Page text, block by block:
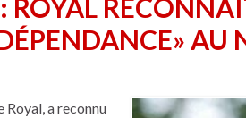
ROYAL
AU
Royal, a reconnu